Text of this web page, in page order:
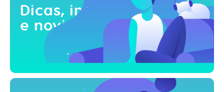
Dicas, inspirações
e novidades!